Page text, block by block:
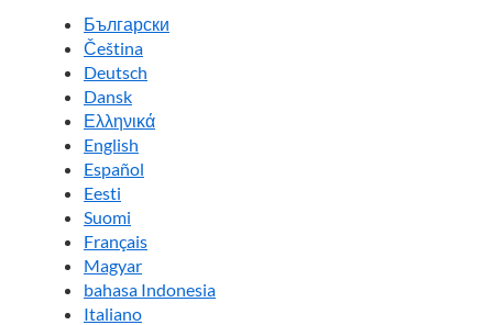
Български
Čeština
Deutsch
Dansk
Ελληνικά
English
Español
Eesti
Suomi
Français
Magyar
bahasa Indonesia
Italiano